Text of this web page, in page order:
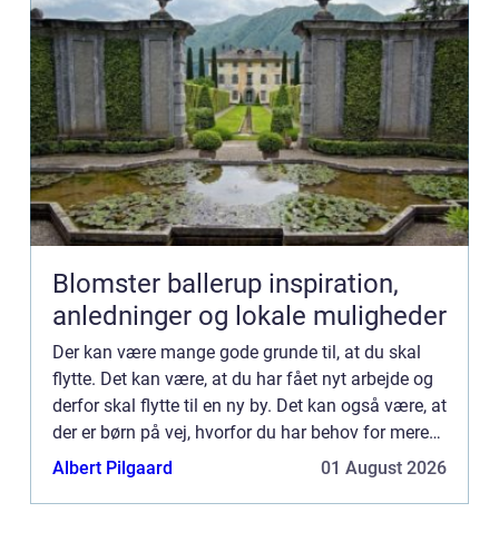
Blomster ballerup inspiration,
anledninger og lokale muligheder
Der kan være mange gode grunde til, at du skal
flytte. Det kan være, at du har fået nyt arbejde og
derfor skal flytte til en ny by. Det kan også være, at
der er børn på vej, hvorfor du har behov for mere
plads. Hvis du endelig har fundet din drømmebo...
Albert Pilgaard 01 August 2026